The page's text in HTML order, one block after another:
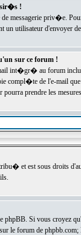
!
messagerie priv�e.
utilisateur d'envoyer
sur ce forum !
int�gr� au forum inclut
compl�te de l'e-mail
prendre les
et est sous droits
Si vous croyez
le forum de